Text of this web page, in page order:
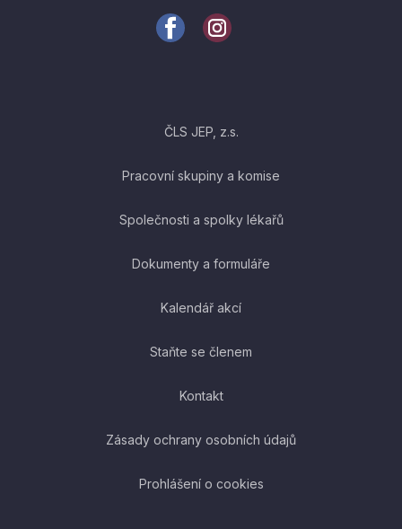
ČLS JEP, z.s.
Pracovní skupiny a komise
Společnosti a spolky lékařů
Dokumenty a formuláře
Kalendář akcí
Staňte se členem
Kontakt
Zásady ochrany osobních údajů
Prohlášení o cookies